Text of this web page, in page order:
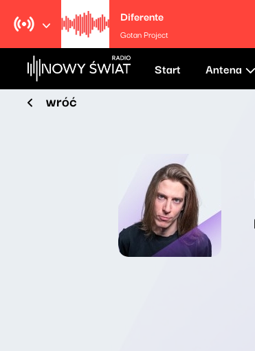
Diferente
Gotan Project
Start Antena
wróć